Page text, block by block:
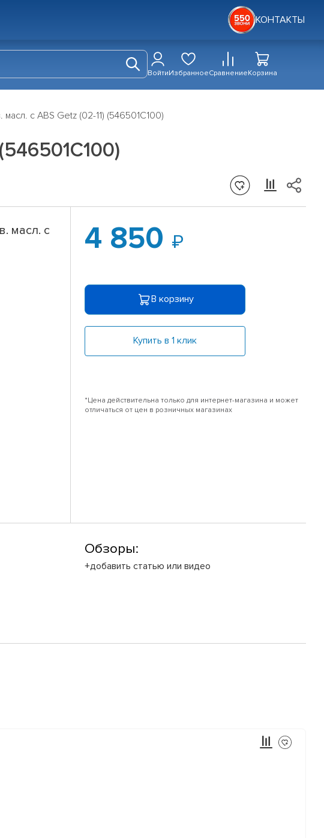
КОНТАКТЫ
ВойтиИзбранноеСравнениеКорзина
c ABS Getz (02-11) (546501C100)
масл. c
4 850
В корзину
Купить в 1 клик
*Цена действительна только для интернет-магазина и может
отличаться от цен в розничных магазинах
Обзоры:
+добавить статью или видео